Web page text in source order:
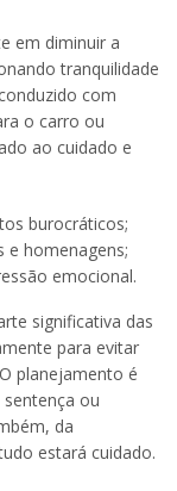
em diminuir a
tranquilidade
com
o carro ou
ao cuidado e
burocráticos;
e homenagens;
emocional.
significativa das
para evitar
planejamento é
ou
da
estará cuidado.